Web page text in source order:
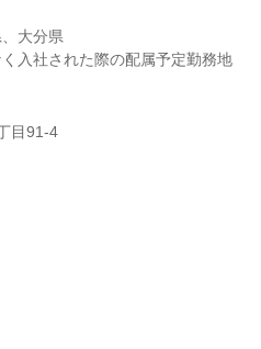
大分県
入社された際の配属予定勤務地
目91-4